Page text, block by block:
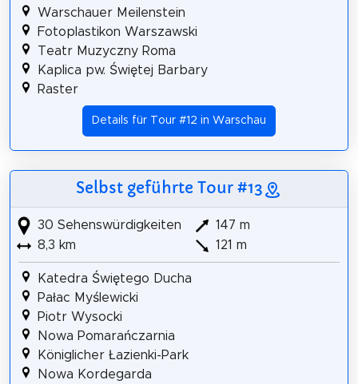
Warschauer Meilenstein
Fotoplastikon Warszawski
Teatr Muzyczny Roma
Kaplica pw. Świętej Barbary
Raster
Details für Tour #12 in Warschau
Selbst geführte Tour #13
30 Sehenswürdigkeiten
8,3 km
147 m
121 m
Katedra Świętego Ducha
Pałac Myślewicki
Piotr Wysocki
Nowa Pomarańczarnia
Königlicher Łazienki-Park
Nowa Kordegarda